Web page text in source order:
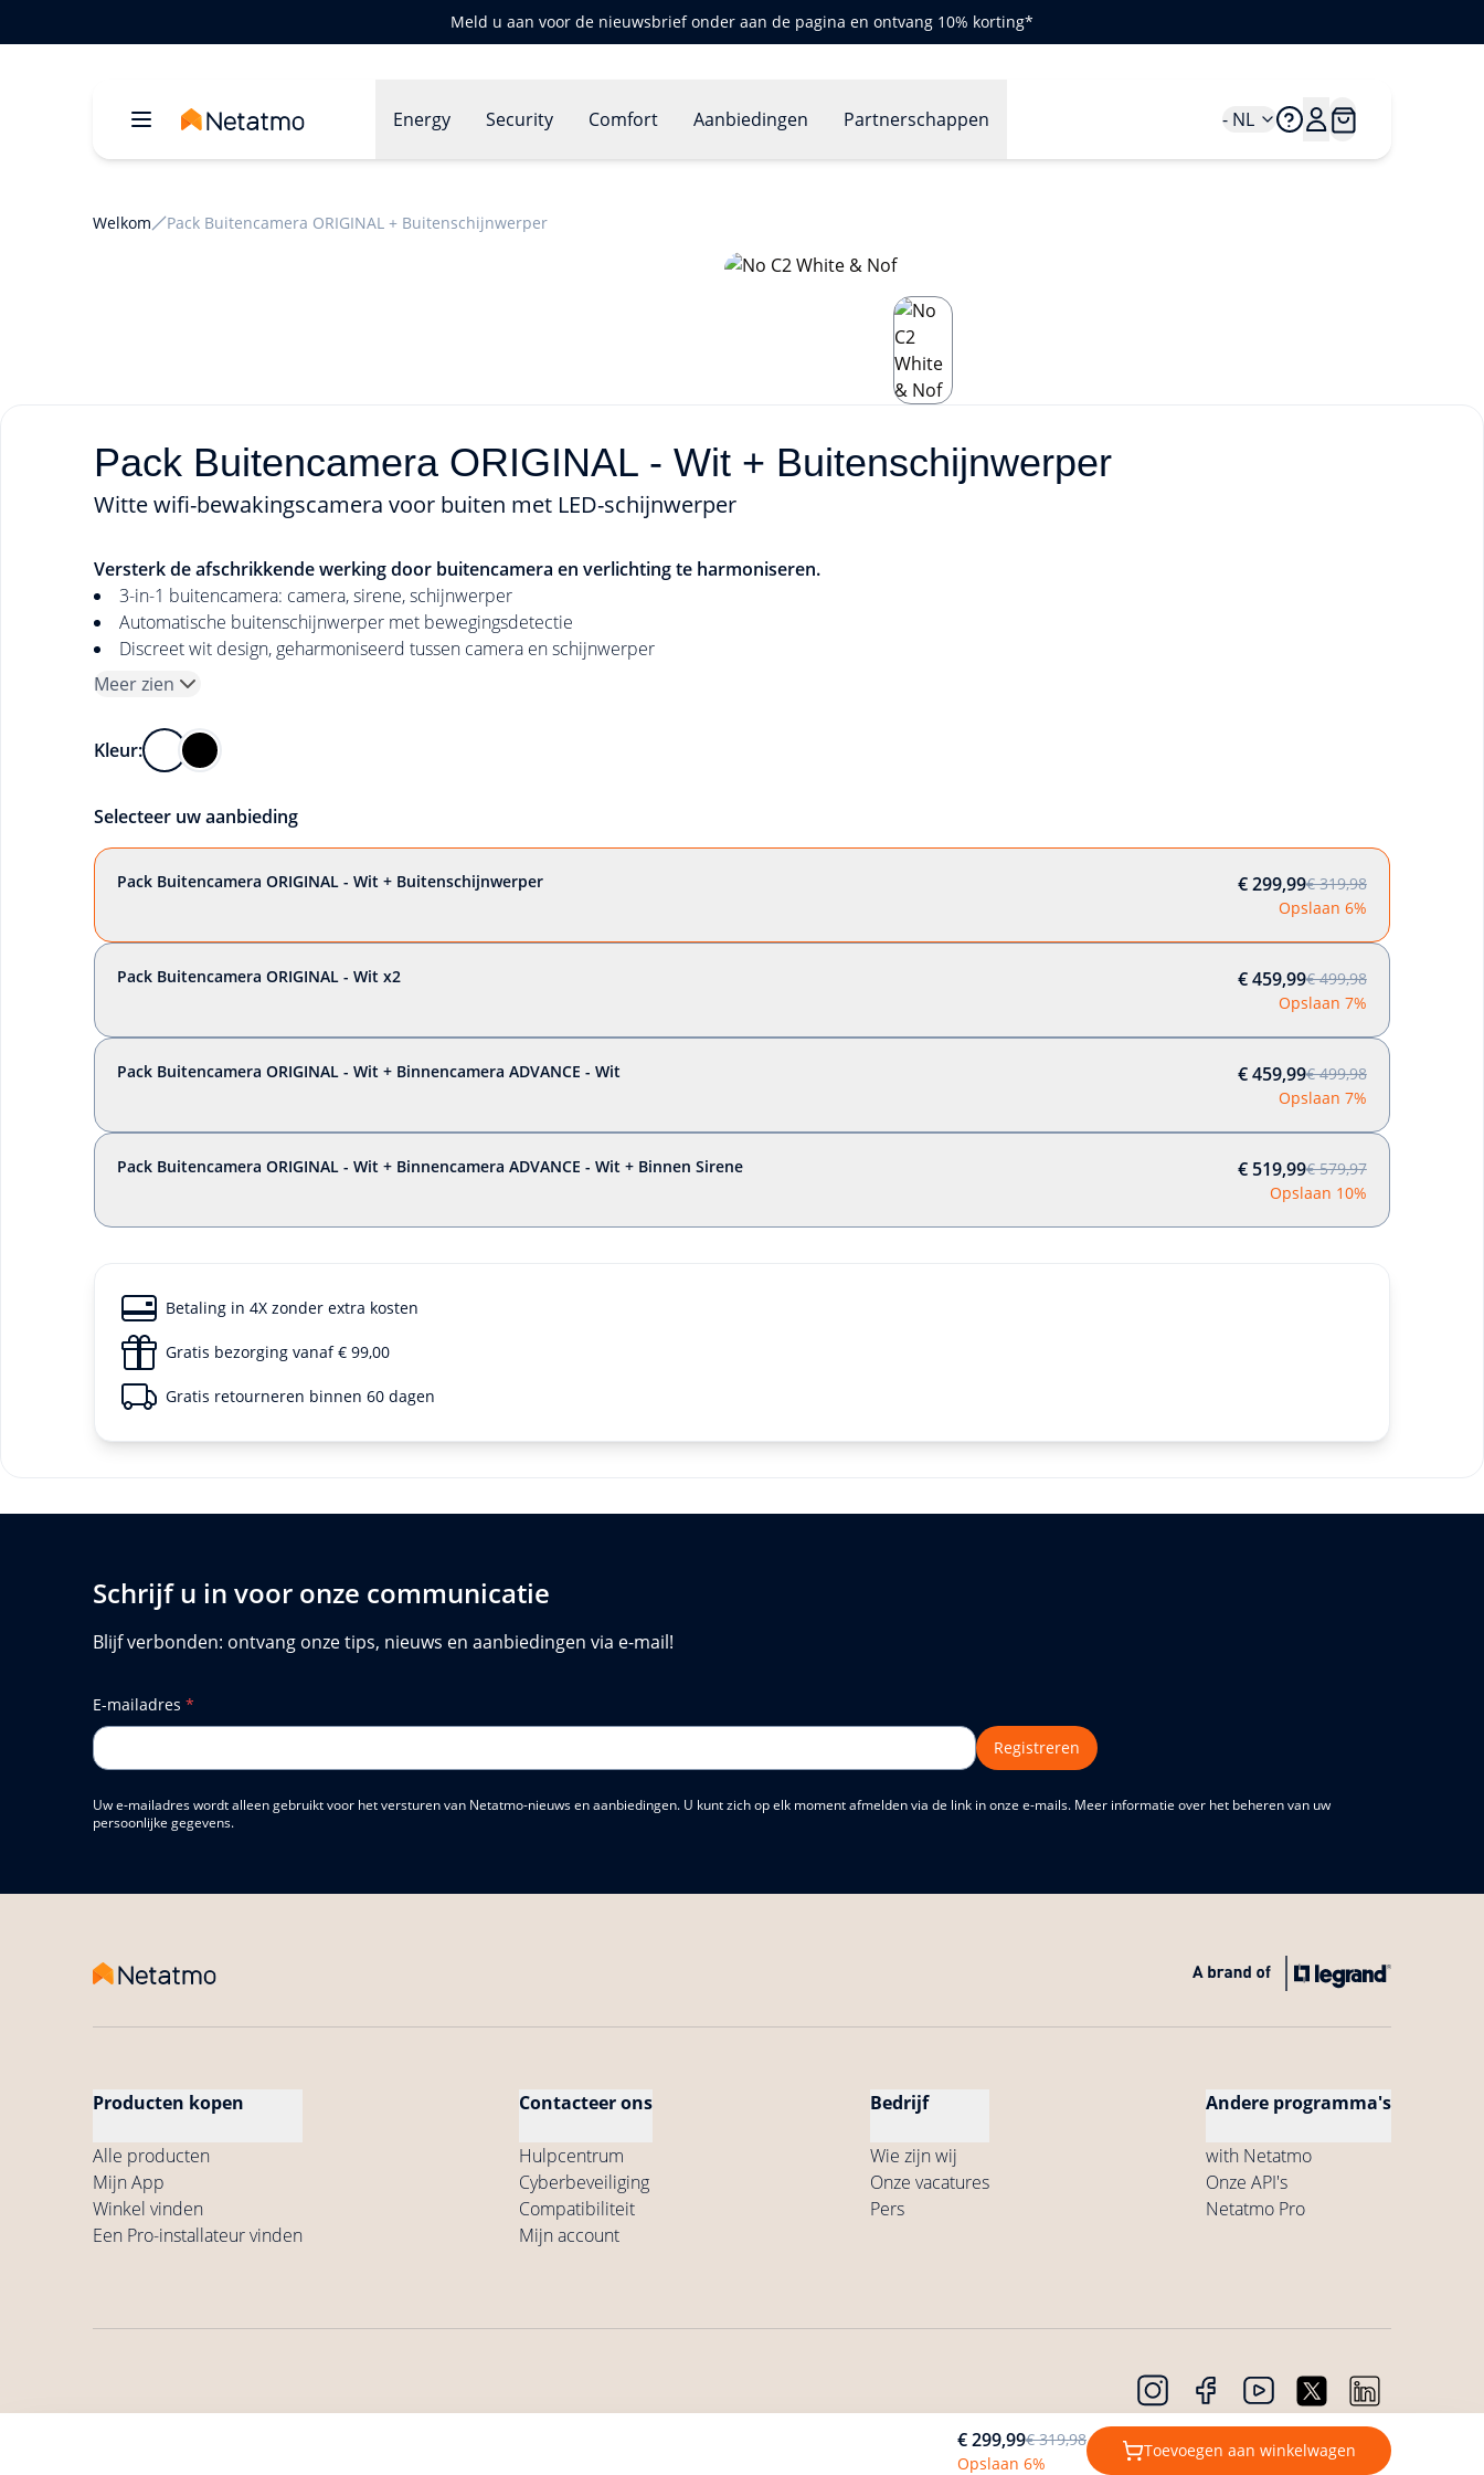
Meld u aan voor de nieuwsbrief onder aan de pagina en ontvang 10% korting*
Energy Security Comfort Aanbiedingen Partnerschappen - NL
€ 299,99€ 319,98
Opslaan 6%
Toevoegen aan winkelwagen
Welkom Pack Buitencamera ORIGINAL + Buitenschijnwerper
Pack Buitencamera ORIGINAL - Wit + Buitenschijnwerper
Witte wifi-bewakingscamera voor buiten met LED-schijnwerper
Versterk de afschrikkende werking door buitencamera en verlichting te harmoniseren.
3-in-1 buitencamera: camera, sirene, schijnwerper
Automatische buitenschijnwerper met bewegingsdetectie
Discreet wit design, geharmoniseerd tussen camera en schijnwerper
Meer zien
Kleur:
Selecteer uw aanbieding
Pack Buitencamera ORIGINAL - Wit + Buitenschijnwerper € 299,99€ 319,98
Opslaan 6%
Pack Buitencamera ORIGINAL - Wit x2 € 459,99€ 499,98
Opslaan 7%
Pack Buitencamera ORIGINAL - Wit + Binnencamera ADVANCE - Wit € 459,99€ 499,98
Opslaan 7%
Pack Buitencamera ORIGINAL - Wit + Binnencamera ADVANCE - Wit + Binnen Sirene € 519,99€ 579,97
Opslaan 10%
Betaling in 4X zonder extra kosten
Gratis bezorging vanaf € 99,00
Gratis retourneren binnen 60 dagen
Schrijf u in voor onze communicatie
Blijf verbonden: ontvang onze tips, nieuws en aanbiedingen via e-mail!
E-mailadres *
Registreren
Uw e-mailadres wordt alleen gebruikt voor het versturen van Netatmo-nieuws en aanbiedingen. U kunt zich op elk moment afmelden via de link in onze e-mails. Meer informatie over het beheren van uw
persoonlijke gegevens.
Producten kopen
Alle producten
Mijn App
Winkel vinden
Een Pro-installateur vinden
Contacteer ons
Hulpcentrum
Cyberbeveiliging
Compatibiliteit
Mijn account
Bedrijf
Wie zijn wij
Onze vacatures
Pers
Andere programma's
with Netatmo
Onze API's
Netatmo Pro
Producten
Cookies
Copyright © 2026 Netatmo. Alle rechten
voorbehouden